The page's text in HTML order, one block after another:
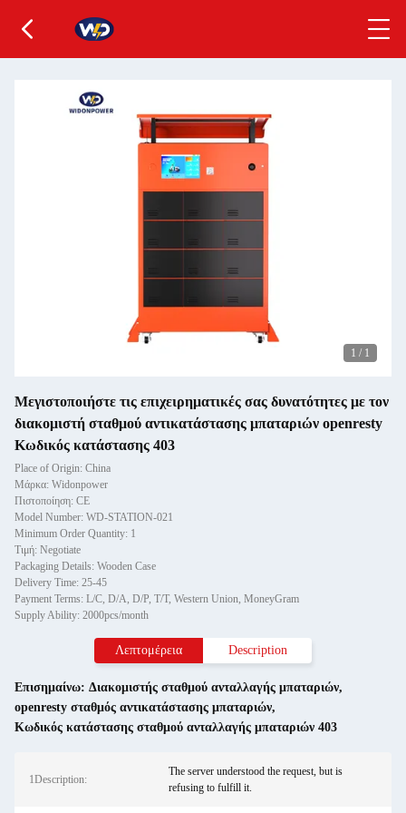
1 / 1
Μεγιστοποιήστε τις επιχειρηματικές σας δυνατότητες με τον
διακομιστή σταθμού αντικατάστασης μπαταριών openresty
Κωδικός κατάστασης 403
Place of Origin: China
Μάρκα: Widonpower
Πιστοποίηση: CE
Model Number: WD-STATION-021
Minimum Order Quantity: 1
Τιμή: Negotiate
Packaging Details: Wooden Case
Delivery Time: 25-45
Payment Terms: L/C, D/A, D/P, T/T, Western Union, MoneyGram
Supply Ability: 2000pcs/month
Λεπτομέρεια Description
Επισημαίνω: Διακομιστής σταθμού ανταλλαγής μπαταριών,
openresty σταθμός αντικατάστασης μπαταριών,
Κωδικός κατάστασης σταθμού ανταλλαγής μπαταριών 403
1Description:
The server understood the request, but is
refusing to fulfill it.